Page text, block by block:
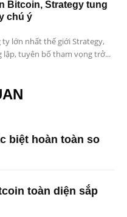
Bitcoin, Strategy tung
chú ý
lớn nhất thế giới Strategy,
lập, tuyên bố tham vọng trở...
biệt hoàn toàn so
toàn diện sắp